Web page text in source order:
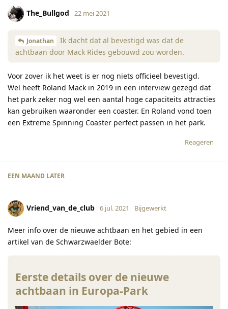
The_Bullgod 22 mei 2021
Jonathan
Ik dacht dat al bevestigd was dat de
achtbaan door Mack Rides gebouwd zou worden.
Voor zover ik het weet is er nog niets officieel bevestigd.
Wel heeft Roland Mack in 2019 in een interview gezegd dat
het park zeker nog wel een aantal hoge capaciteits attracties
kan gebruiken waaronder een coaster. En Roland vond toen
een Extreme Spinning Coaster perfect passen in het park.
Reageren
EEN MAAND LATER
Vriend_van_de_club 6 jul. 2021 Bijgewerkt
Meer info over de nieuwe achtbaan en het gebied in een
artikel van de Schwarzwaelder Bote:
Eerste details over de nieuwe
achtbaan in Europa-Park